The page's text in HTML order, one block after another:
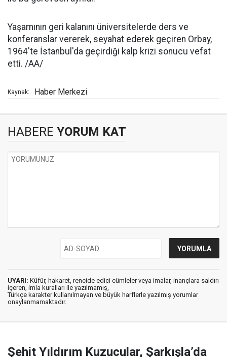
Yaşamının geri kalanını üniversitelerde ders ve
konferanslar vererek, seyahat ederek geçiren Orbay,
1964'te İstanbul'da geçirdiği kalp krizi sonucu vefat
etti. /AA/
Kaynak: Haber Merkezi
HABERE YORUM KAT
UYARI: Küfür, hakaret, rencide edici cümleler veya imalar, inançlara saldırı
içeren, imla kuralları ile yazılmamış,
Türkçe karakter kullanılmayan ve büyük harflerle yazılmış yorumlar
onaylanmamaktadır.
Şehit Yıldırım Kuzucular, Şarkışla’da